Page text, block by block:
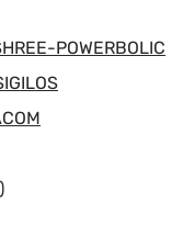
POWERBOLIC